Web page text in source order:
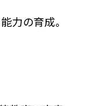
力の育成。